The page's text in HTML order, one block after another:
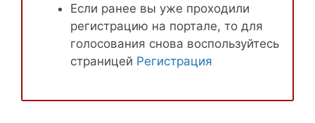
Если ранее вы уже проходили
регистрацию на портале, то для
голосования снова воспользуйтесь
страницей Регистрация